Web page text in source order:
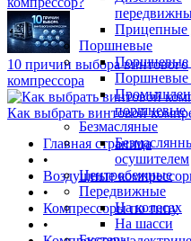
Прицепные
Поршневые
Поршневые
Поршневые
поршневые
Безмасляные
осушителем
Центробежные
Передвижные
На колесах
На шасси
10 причин выбора винтового
компрессора
Как выбрать винтовой
Главная страница
•
Воздушные
•
Компрессоры по типу
•